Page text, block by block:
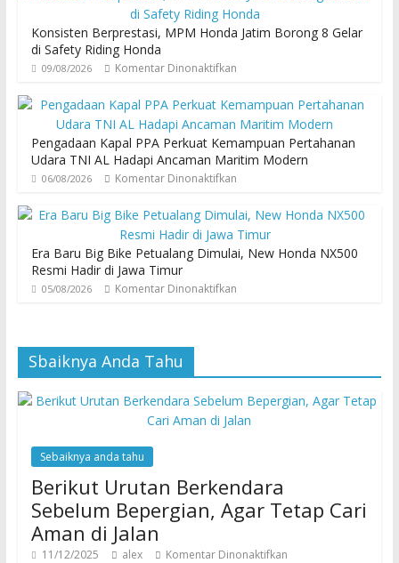
Konsisten Berprestasi, MPM Honda Jatim Borong 8 Gelar
di Safety Riding Honda
09/08/2026 Komentar Dinonaktifkan
Pengadaan Kapal PPA Perkuat Kemampuan Pertahanan
Udara TNI AL Hadapi Ancaman Maritim Modern
06/08/2026 Komentar Dinonaktifkan
Era Baru Big Bike Petualang Dimulai, New Honda NX500
Resmi Hadir di Jawa Timur
05/08/2026 Komentar Dinonaktifkan
Sbaiknya Anda Tahu
Sebaiknya anda tahu
Berikut Urutan Berkendara
Sebelum Bepergian, Agar Tetap Cari
Aman di Jalan
11/12/2025 alex Komentar Dinonaktifkan